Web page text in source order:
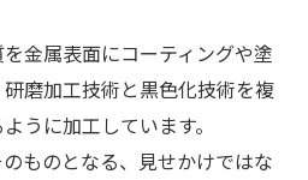
金属表面にコーティングや塗
磨加工技術と黒色化技術を複
うに加工しています。
ものとなる、見せかけではな